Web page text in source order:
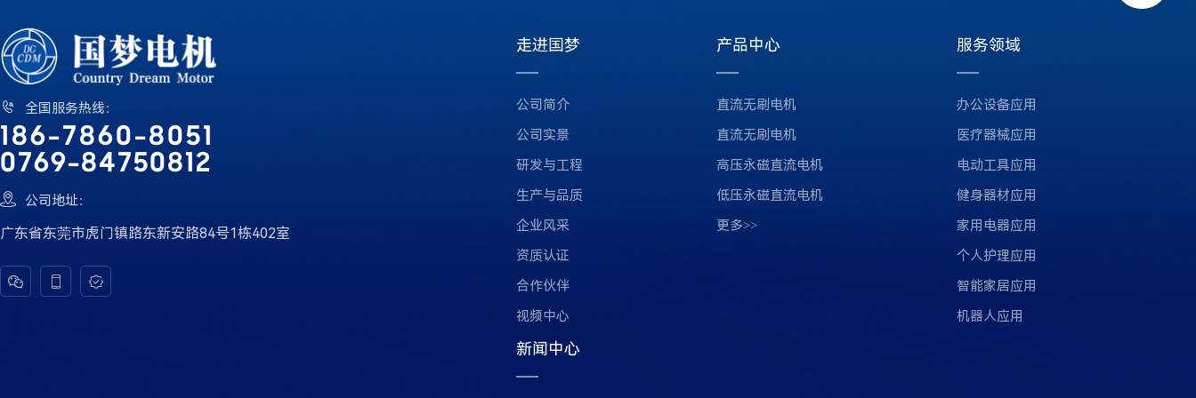
 全国服务热线：
186-7860-8051
0769-84750812
 公司地址：
广东省东莞市虎门镇路东新安路84号1栋402室
  
走进国梦
公司简介
公司实景
研发与工程
生产与品质
企业风采
资质认证
合作伙伴
视频中心
产品中心
直流无刷电机
直流无刷电机
高压永磁直流电机
低压永磁直流电机
更多>>
服务领域
办公设备应用
医疗器械应用
电动工具应用
健身器材应用
家用电器应用
个人护理应用
智能家居应用
机器人应用
新闻中心